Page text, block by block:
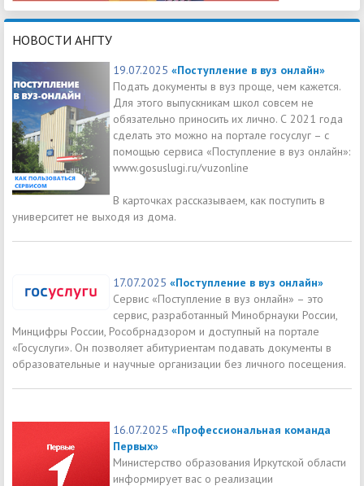
НОВОСТИ АНГТУ
19.07.2025 «Поступление в вуз онлайн»
Подать документы в вуз проще, чем кажется.
Для этого выпускникам школ совсем не
обязательно приносить их лично. С 2021 года
сделать это можно на портале госуслуг – с
помощью сервиса «Поступление в вуз онлайн»:
www.gosuslugi.ru/vuzonline
В карточках рассказываем, как поступить в
университет не выходя из дома.
17.07.2025 «Поступление в вуз онлайн»
Сервис «Поступление в вуз онлайн» – это
сервис, разработанный Минобрнауки России,
Минцифры России, Рособрнадзором и доступный на портале
«Госуслуги». Он позволяет абитуриентам подавать документы в
образовательные и научные организации без личного посещения.
16.07.2025 «Профессиональная команда
Первых»
Министерство образования Иркутской области
информирует вас о реализации